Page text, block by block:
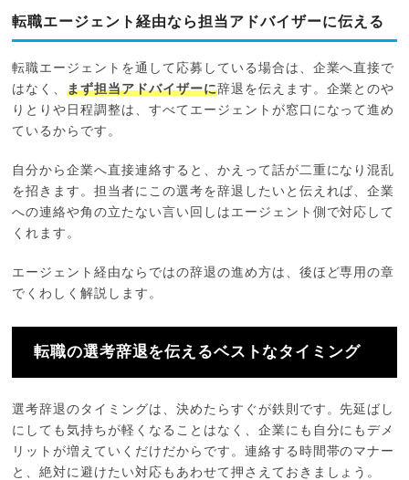
転職エージェント経由なら担当アドバイザーに伝える
転職エージェントを通して応募している場合は、企業へ直接で
はなく、まず担当アドバイザーに辞退を伝えます。企業とのや
りとりや日程調整は、すべてエージェントが窓口になって進め
ているからです。
自分から企業へ直接連絡すると、かえって話が二重になり混乱
を招きます。担当者にこの選考を辞退したいと伝えれば、企業
への連絡や角の立たない言い回しはエージェント側で対応して
くれます。
エージェント経由ならではの辞退の進め方は、後ほど専用の章
でくわしく解説します。
転職の選考辞退を伝えるベストなタイミング
選考辞退のタイミングは、決めたらすぐが鉄則です。先延ばし
にしても気持ちが軽くなることはなく、企業にも自分にもデメ
リットが増えていくだけだからです。連絡する時間帯のマナー
と、絶対に避けたい対応もあわせて押さえておきましょう。